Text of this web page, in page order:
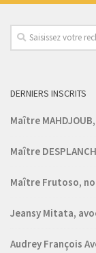
DERNIERS INSCRITS
Maître
Maître
Maître Frutoso,
Jeansy Mitata,
Audrey François